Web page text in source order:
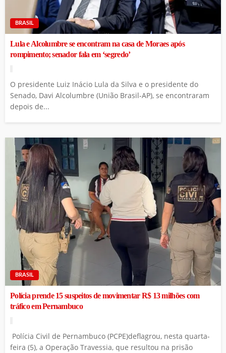
BRASIL
Lula e Alcolumbre se encontram na casa de Moraes após
rompimento; senador fala em ‘segredo’
O presidente Luiz Inácio Lula da Silva e o presidente do
Senado, Davi Alcolumbre (União Brasil-AP), se encontraram
depois de...
BRASIL
Polícia prende 15 suspeitos de movimentar R$ 13 milhões com
tráfico em Pernambuco
Polícia Civil de Pernambuco (PCPE)deflagrou, nesta quarta-
feira (5), a Operação Travessia, que resultou na prisão